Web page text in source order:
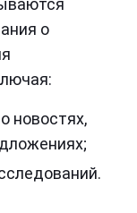
о
новостях,